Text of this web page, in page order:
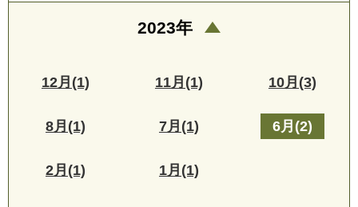
2023年
12月(1) 11月(1) 10月(3)
8月(1) 7月(1) 6月(2)
2月(1) 1月(1)